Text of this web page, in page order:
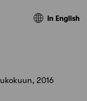
In English
2016